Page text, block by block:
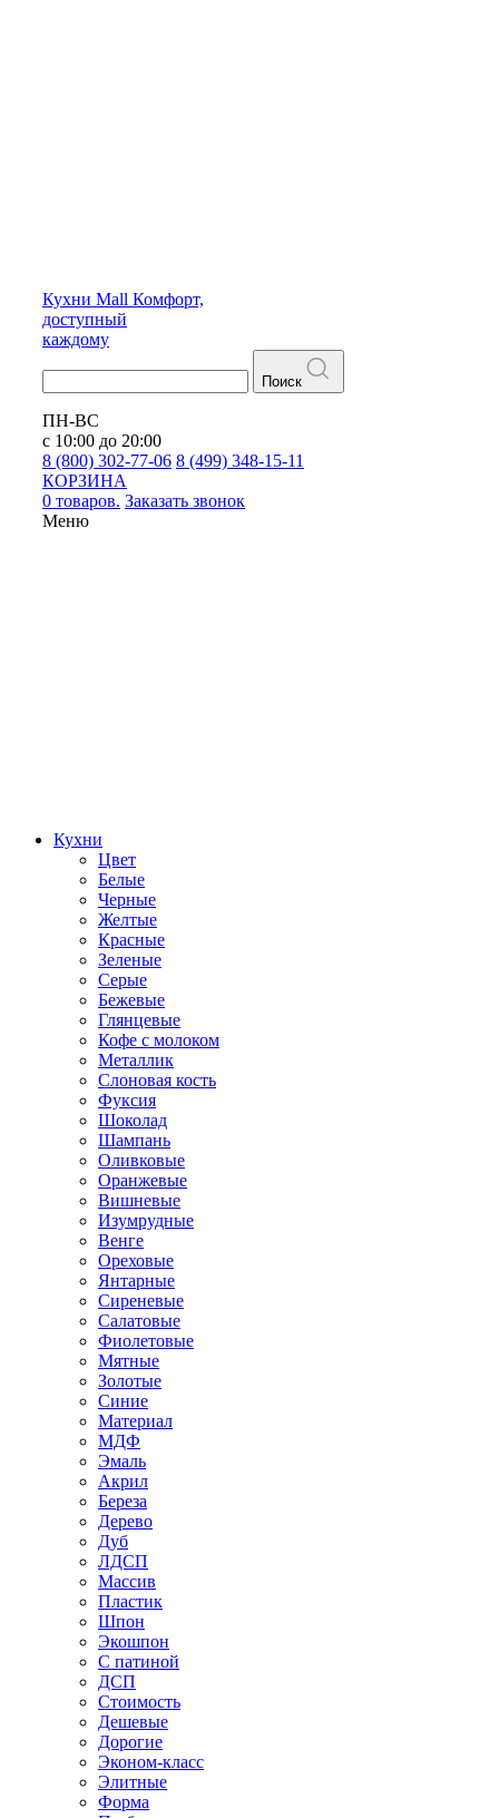
Кухни Mall Комфорт,
доступный
каждому
Поиск
ПН-ВС
с 10:00 до 20:00
8 (800) 302-77-06 8 (499) 348-15-11
КОРЗИНА
0 товаров. Заказать звонок
Меню
Кухни
Цвет
Белые
Черные
Желтые
Красные
Зеленые
Серые
Бежевые
Глянцевые
Кофе с молоком
Металлик
Слоновая кость
Фуксия
Шоколад
Шампань
Оливковые
Оранжевые
Вишневые
Изумрудные
Венге
Ореховые
Янтарные
Сиреневые
Салатовые
Фиолетовые
Мятные
Золотые
Синие
Материал
МДФ
Эмаль
Акрил
Береза
Дерево
Дуб
ЛДСП
Массив
Пластик
Шпон
Экошпон
С патиной
ДСП
Стоимость
Дешевые
Дорогие
Эконом-класс
Элитные
Форма